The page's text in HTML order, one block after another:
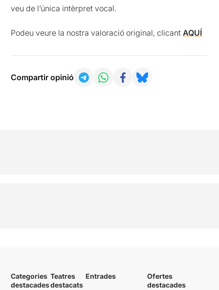
veu de l’única intèrpret vocal.
Podeu veure la nostra valoració original, clicantAQUÍ
Compartir opinió
Categories
destacades
Teatres
destacats
Entrades
Ofertes
destacades